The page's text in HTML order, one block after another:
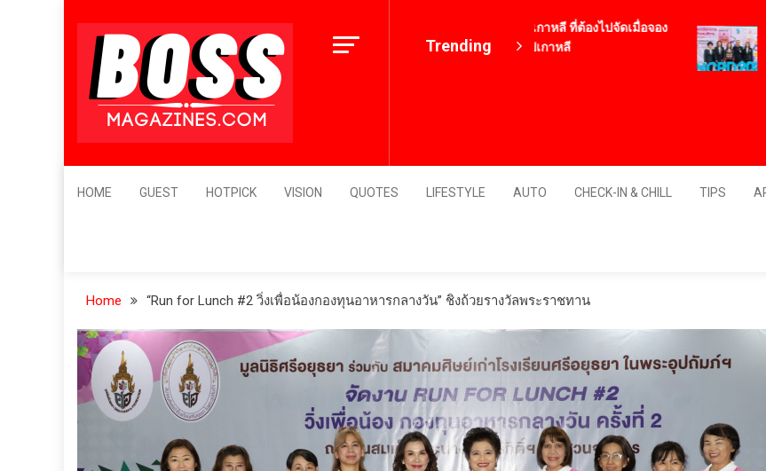
content
BossMagazinesThailand
Leader's Vision
Trending
12 เมนูอาหารเกาหลี ที่ต้องไปจัดเมื่อจอง
ตั๋วเครื่องบินไปเกาหลี
ทอ
แล
6 ชั่
HOME GUEST HOTPICK VISION QUOTES LIFESTYLE AUTO CHECK-IN & CHILL TIPS
Home “Run for Lunch #2 วิ่งเพื่อน้องกองทุนอาหารกลางวัน” ชิงถ้วยรางวัลพระราชทาน